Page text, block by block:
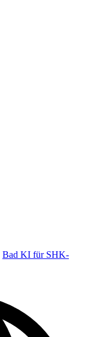
Bad KI für SHK-